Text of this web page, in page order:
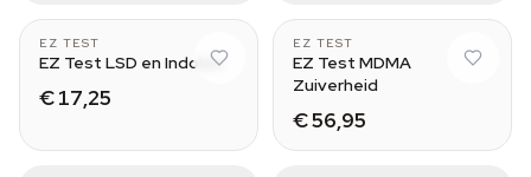
EZ TEST
EZ Test LSD en Indolen
€ 17,25
EZ TEST
EZ Test MDMA
Zuiverheid
€ 56,95